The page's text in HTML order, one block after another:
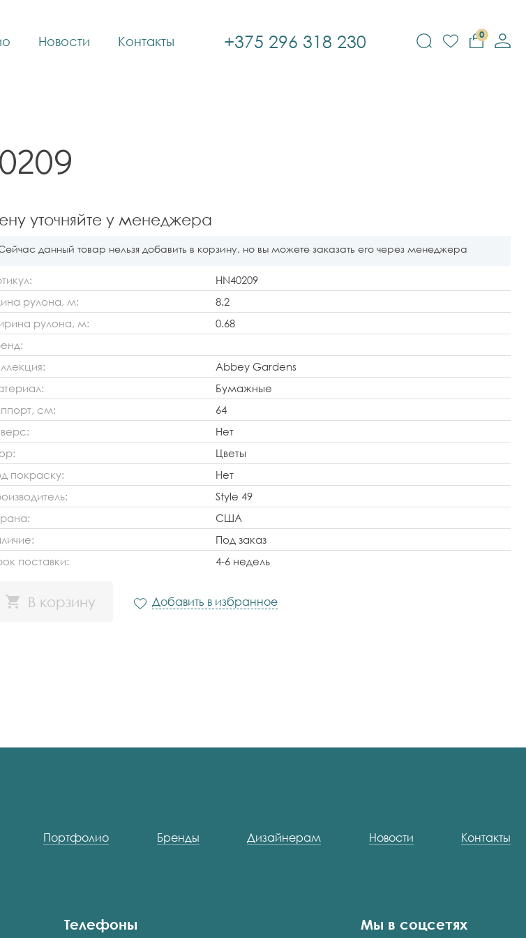
Новости Контакты +375 296 318 230 0
уточняйте у менеджера
данный товар нельзя добавить в корзину, но вы можете заказать его через менеджера
HN40209
рулона, м:
8.2
рулона, м:
0.68
Abbey Gardens
Бумажные
см:
64
Нет
Цветы
покраску:
Нет
Style 49
США
Под заказ
поставки:
4-6 недель
В корзину Добавить в избранное
Портфолио Бренды Дизайнерам Новости Контакты
Телефоны Мы в соцсетях